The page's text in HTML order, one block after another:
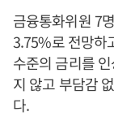
금융통화위원 7
3.75%로 전망하
수준의 금리를
지 않고 부담감
다.